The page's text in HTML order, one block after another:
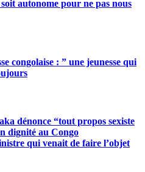
autonome pour ne pas nous
congolaise : ” une jeunesse qui
dénonce “tout propos sexiste
dignité au Congo
qui venait de faire l’objet